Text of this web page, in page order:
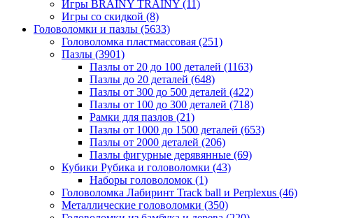
Игры BRAINY TRAINY (11)
Игры со скидкой (8)
Головоломки и пазлы (5633)
Головоломка пластмассовая (251)
Пазлы (3901)
Пазлы от 20 до 100 деталей (1163)
Пазлы до 20 деталей (648)
Пазлы от 300 до 500 деталей (422)
Пазлы от 100 до 300 деталей (718)
Рамки для пазлов (21)
Пазлы от 1000 до 1500 деталей (653)
Пазлы от 2000 деталей (206)
Пазлы фигурные дерявянные (69)
Кубики Рубика и головоломки (43)
Наборы головоломок (1)
Головоломка Лабиринт Track ball и Perplexus (46)
Металлические головоломки (350)